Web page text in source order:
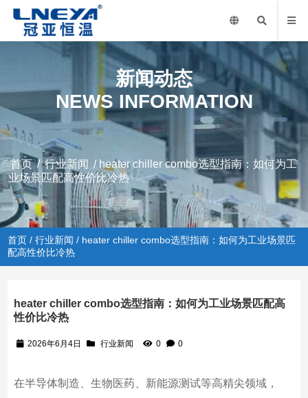
新闻动态
NEWS INFORMATION
首页/行业新闻 / heater chiller combo选型指南：如何为工
业场景匹配高性价比冷热
首页 /行业新闻 / heater chiller combo选型指南：如何为工业场景匹
配高性价比冷热
heater chiller combo选型指南：如何为工业场景匹配高
性价比冷热
2026年6月4日 行业新闻 0 0
在半导体制造、生物医药、新能源测试等高精尖领域，